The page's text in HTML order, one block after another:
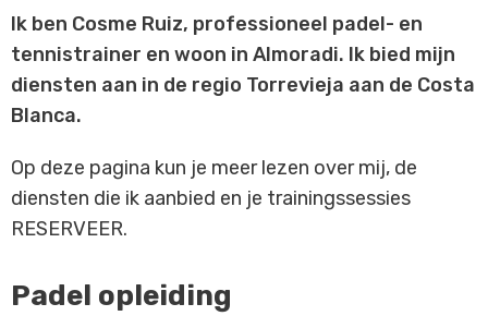
Ik ben Cosme Ruiz, professioneel padel- en
tennistrainer en woon in Almoradi. Ik bied mijn
diensten aan in de regio Torrevieja aan de Costa
Blanca.
Op deze pagina kun je meer lezen over mij, de
diensten die ik aanbied en je trainingssessies
RESERVEER.
Padel opleiding